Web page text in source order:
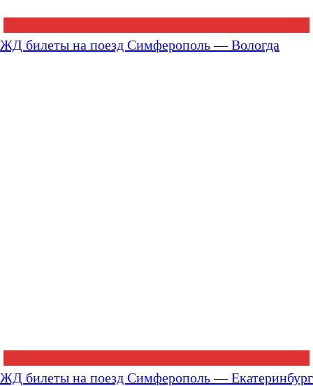
ЖД билеты на поезд Симферополь — Вологда
ЖД билеты на поезд Симферополь — Екатеринбург